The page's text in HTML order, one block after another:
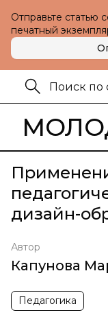
Отправьте статью
печатный
дизайн-
Автор
Капунова
Педагогика